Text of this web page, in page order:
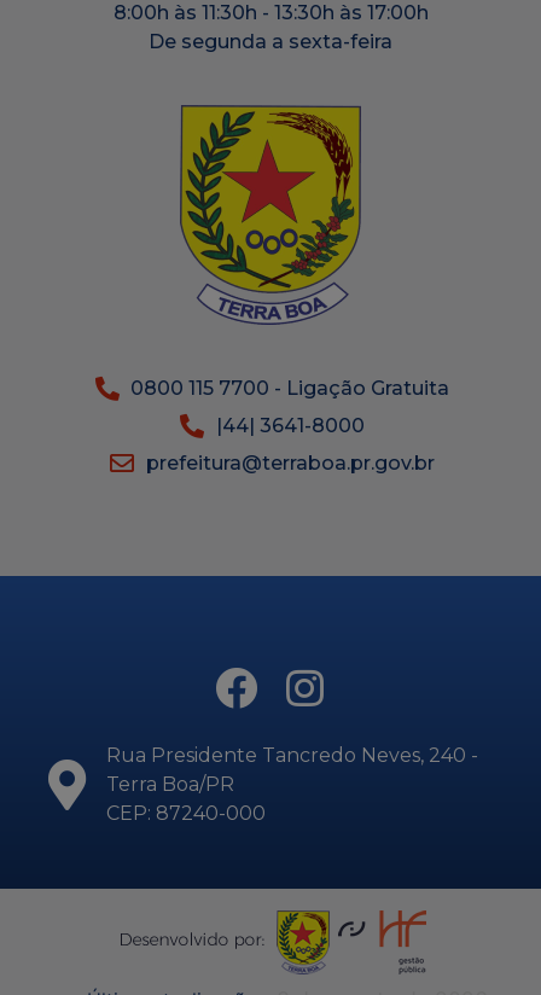
8:00h às 11:30h - 13:30h às 17:00h
De segunda a sexta-feira
0800 115 7700 - Ligação Gratuita
|44| 3641-8000
prefeitura@terraboa.pr.gov.br
Rua Presidente Tancredo Neves, 240 -
Terra Boa/PR
CEP: 87240-000